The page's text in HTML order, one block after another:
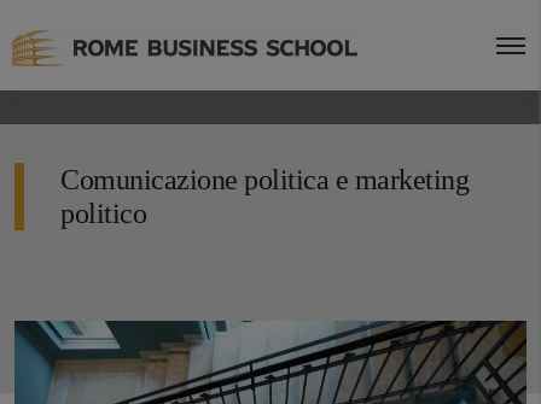
Comunicazione politica e marketing
politico